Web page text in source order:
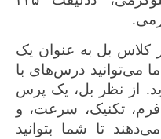
بل به عنوان یک
می‌توانید درس‌های با
از نظر بل، یک پرس
تکنیک، سرعت، و
تا شما بتوانید